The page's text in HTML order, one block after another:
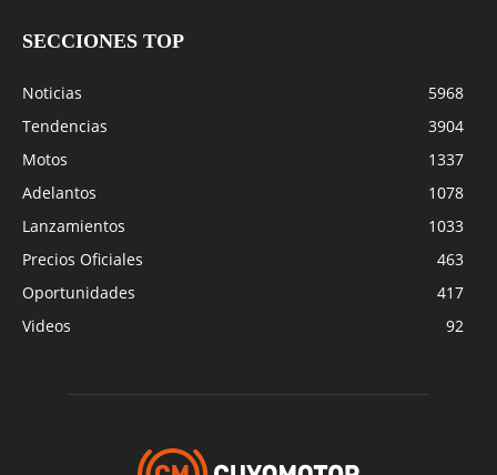
SECCIONES TOP
Noticias
5968
Tendencias
3904
Motos
1337
Adelantos
1078
Lanzamientos
1033
Precios Oficiales
463
Oportunidades
417
Videos
92